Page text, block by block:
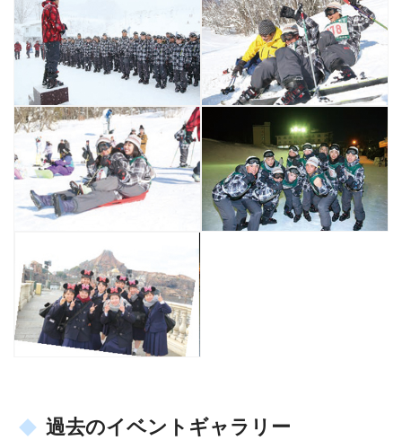
過去のイベントギャラリー